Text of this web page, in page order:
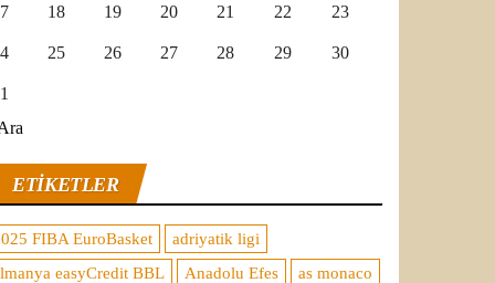
18 19 20 21 22 23
25 26 27 28 29 30
ETIKETLER
FIBA EuroBasket
adriyatik ligi
easyCredit BBL
Anadolu Efes
as monaco